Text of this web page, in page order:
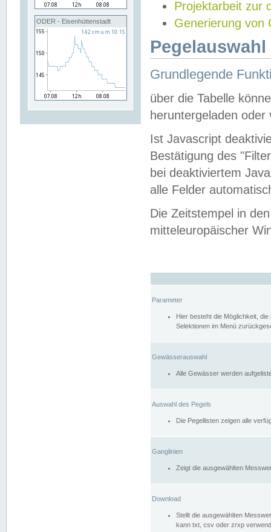
ODER - Eisenhüttenstadt
Projektarbeit zur
Generierung von
Grundlegende
über die Tabelle
heruntergeladen oder
Ist Javascript
Bestätigung des
bei deaktiviertem
alle Felder
Die Zeitstempel in
mitteleuropäischer
Parameter
Hier besteht die Möglichkeit,
Selektionen im Menü
Gewässerauswahl
Alle Gewässer werden
Auswahl des Pegels
Die Pegellisten zeigen alle
Ganglinien
Zeigt die ausgewählten
Download
Stellt die ausgewählten
kann txt, csv oder zrxp